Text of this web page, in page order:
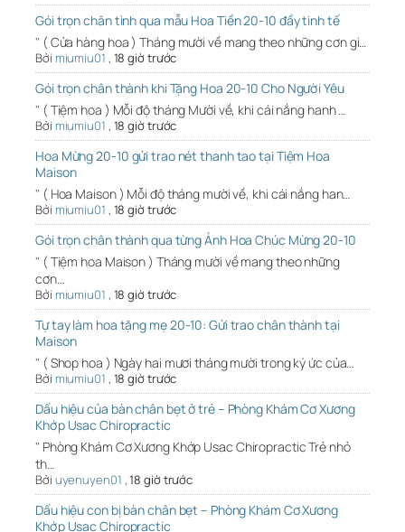
Gói trọn chân tình qua mẫu Hoa Tiền 20-10 đầy tinh tế
" ( Cửa hàng hoa ) Tháng mười về mang theo những cơn gi…
Bởi miumiu01 , 18 giờ trước
Gói trọn chân thành khi Tặng Hoa 20-10 Cho Người Yêu
" ( Tiệm hoa ) Mỗi độ tháng Mười về, khi cái nắng hanh …
Bởi miumiu01 , 18 giờ trước
Hoa Mừng 20-10 gửi trao nét thanh tao tại Tiệm Hoa
Maison
" ( Hoa Maison ) Mỗi độ tháng mười về, khi cái nắng han…
Bởi miumiu01 , 18 giờ trước
Gói trọn chân thành qua từng Ảnh Hoa Chúc Mừng 20-10
" ( Tiệm hoa Maison ) Tháng mười về mang theo những
cơn…
Bởi miumiu01 , 18 giờ trước
Tự tay làm hoa tặng mẹ 20-10: Gửi trao chân thành tại
Maison
" ( Shop hoa ) Ngày hai mươi tháng mười trong ký ức của…
Bởi miumiu01 , 18 giờ trước
Dấu hiệu của bàn chân bẹt ở trẻ – Phòng Khám Cơ Xương
Khớp Usac Chiropractic
" Phòng Khám Cơ Xương Khớp Usac Chiropractic Trẻ nhỏ
th…
Bởi uyenuyen01 ,18 giờ trước
Dấu hiệu con bị bàn chân bẹt – Phòng Khám Cơ Xương
Khớp Usac Chiropractic